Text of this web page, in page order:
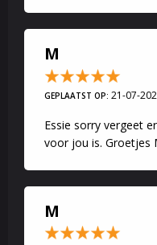
M
GEPLAATST OP: 21-07-
Essie sorry vergeet
voor jou is. Groetjes
M